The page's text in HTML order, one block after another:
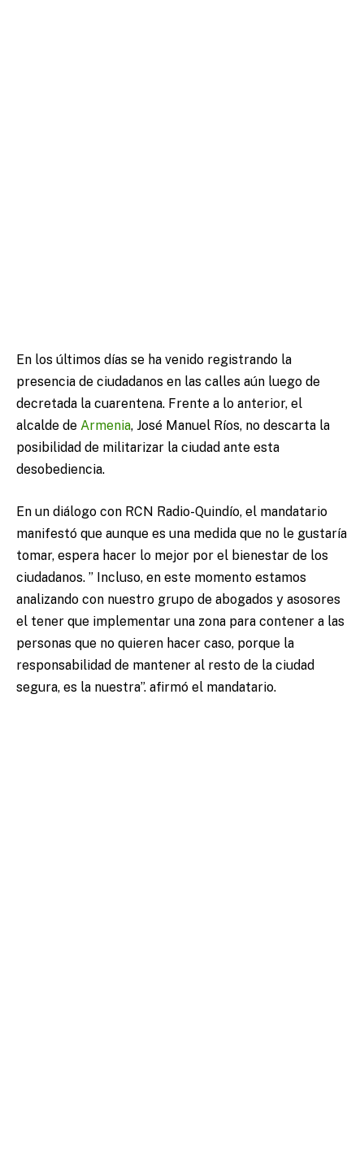
En los últimos días se ha venido registrando la
presencia de ciudadanos en las calles aún luego de
decretada la cuarentena. Frente a lo anterior, el
alcalde de Armenia, José Manuel Ríos, no descarta la
posibilidad de militarizar la ciudad ante esta
desobediencia.
En un diálogo con RCN Radio-Quindío, el mandatario
manifestó que aunque es una medida que no le gustaría
tomar, espera hacer lo mejor por el bienestar de los
ciudadanos. ” Incluso, en este momento estamos
analizando con nuestro grupo de abogados y asosores
el tener que implementar una zona para contener a las
personas que no quieren hacer caso, porque la
responsabilidad de mantener al resto de la ciudad
segura, es la nuestra”. afirmó el mandatario.